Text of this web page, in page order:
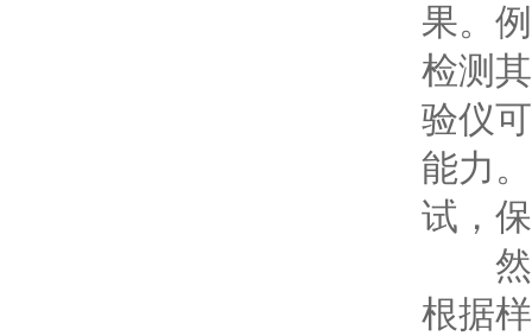
果。
检测
验仪
能力
试，
然而
根据